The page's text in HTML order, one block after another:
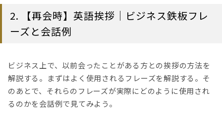
2. 【再会時】英語挨拶｜ビジネス鉄板フレ
ーズと会話例
ビジネス上で、以前会ったことがある方との挨拶の方法を
解説する。まずはよく使用されるフレーズを解説する。そ
のあとで、それらのフレーズが実際にどのように使用され
るのかを会話例で見てみよう。